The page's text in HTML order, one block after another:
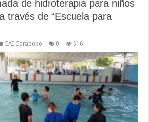
de hidroterapia para niños
través de “Escuela para
CAI Carabobo 0 516